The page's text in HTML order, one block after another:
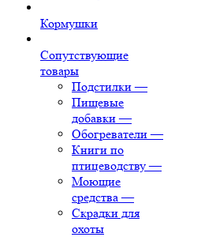
Кормушки
Сопутствующие
товары
Подстилки —
Пищевые
добавки —
Обогреватели —
Книги по
птицеводству —
Моющие
средства —
Скрадки для
охоты